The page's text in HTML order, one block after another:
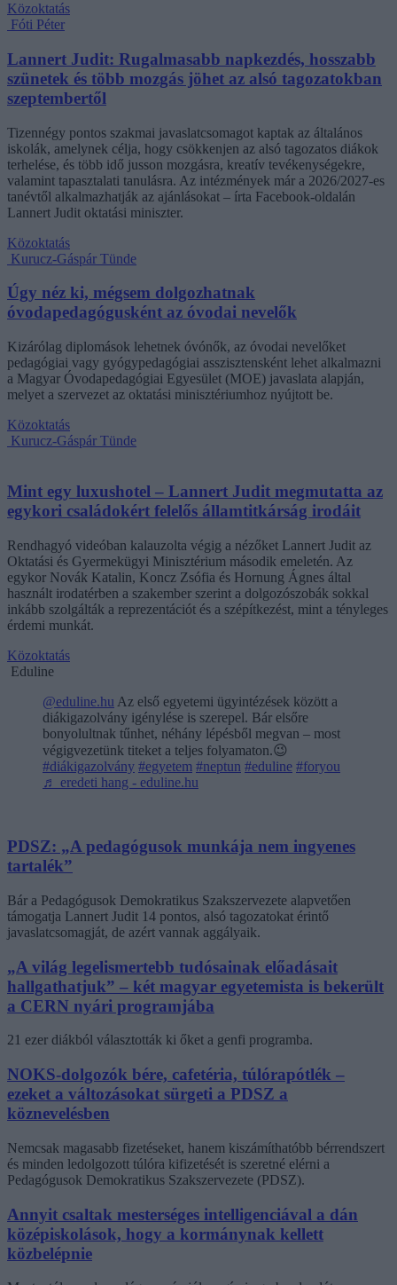
Közoktatás
Fóti Péter
Lannert Judit: Rugalmasabb napkezdés, hosszabb
szünetek és több mozgás jöhet az alsó tagozatokban
szeptembertől
Tizennégy pontos szakmai javaslatcsomagot kaptak az általános
iskolák, amelynek célja, hogy csökkenjen az alsó tagozatos diákok
terhelése, és több idő jusson mozgásra, kreatív tevékenységekre,
valamint tapasztalati tanulásra. Az intézmények már a 2026/2027-es
tanévtől alkalmazhatják az ajánlásokat – írta Facebook-oldalán
Lannert Judit oktatási miniszter.
Közoktatás
Kurucz-Gáspár Tünde
Úgy néz ki, mégsem dolgozhatnak
óvodapedagógusként az óvodai nevelők
Kizárólag diplomások lehetnek óvónők, az óvodai nevelőket
pedagógiai vagy gyógypedagógiai asszisztensként lehet alkalmazni
a Magyar Óvodapedagógiai Egyesület (MOE) javaslata alapján,
melyet a szervezet az oktatási minisztériumhoz nyújtott be.
Közoktatás
Kurucz-Gáspár Tünde
Mint egy luxushotel – Lannert Judit megmutatta az
egykori családokért felelős államtitkárság irodáit
Rendhagyó videóban kalauzolta végig a nézőket Lannert Judit az
Oktatási és Gyermekügyi Minisztérium második emeletén. Az
egykor Novák Katalin, Koncz Zsófia és Hornung Ágnes által
használt irodatérben a szakember szerint a dolgozószobák sokkal
inkább szolgálták a reprezentációt és a szépítkezést, mint a tényleges
érdemi munkát.
Közoktatás
Eduline
@eduline.hu Az első egyetemi ügyintézések között a
diákigazolvány igénylése is szerepel. Bár elsőre
bonyolultnak tűnhet, néhány lépésből megvan – most
végigvezetünk titeket a teljes folyamaton.😉
#diákigazolvány #egyetem #neptun #eduline #foryou
♬ eredeti hang - eduline.hu
PDSZ: „A pedagógusok munkája nem ingyenes
tartalék”
Bár a Pedagógusok Demokratikus Szakszervezete alapvetően
támogatja Lannert Judit 14 pontos, alsó tagozatokat érintő
javaslatcsomagját, de azért vannak aggályaik.
„A világ legelismertebb tudósainak előadásait
hallgathatjuk” – két magyar egyetemista is bekerült
a CERN nyári programjába
21 ezer diákból választották ki őket a genfi programba.
NOKS-dolgozók bére, cafetéria, túlórapótlék –
ezeket a változásokat sürgeti a PDSZ a
köznevelésben
Nemcsak magasabb fizetéseket, hanem kiszámíthatóbb bérrendszert
és minden ledolgozott túlóra kifizetését is szeretné elérni a
Pedagógusok Demokratikus Szakszervezete (PDSZ).
Annyit csaltak mesterséges intelligenciával a dán
középiskolások, hogy a kormánynak kellett
közbelépnie